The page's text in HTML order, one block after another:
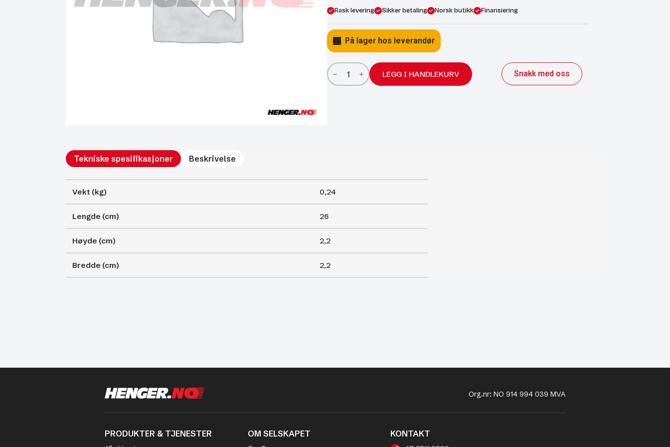
Rask levering Sikker betaling Norsk butikk Finansiering
På lager hos leverandør
Gassfjærer
Arctic
22/10;
LEGG I HANDLEKURV Snakk med oss
Tekniske spesifikasjoner Beskrivelse
Vekt (kg) 0,24
Lengde (cm) 26
Høyde (cm) 2,2
Bredde (cm) 2,2
Org.nr: NO 914 994 039 MVA
PRODUKTER & TJENESTER OM SELSKAPET KONTAKT